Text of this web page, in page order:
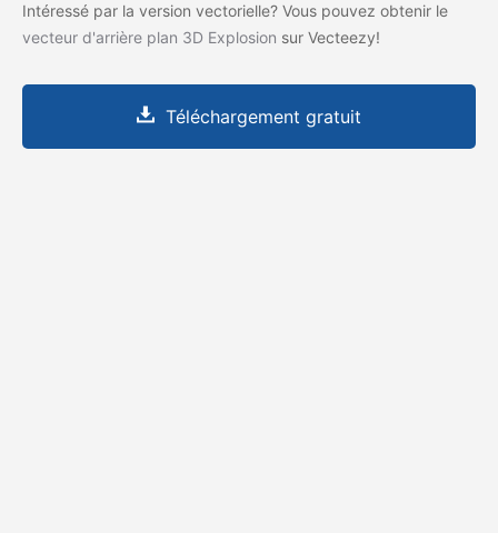
Intéressé par la version vectorielle? Vous pouvez obtenir le
vecteur d'arrière plan 3D Explosion sur Vecteezy!
Téléchargement gratuit